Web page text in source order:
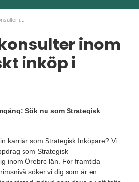
inom
inköp i
Sök nu som Strategisk
karriär som Strategisk Inköpare? Vi
som Strategisk
inom Örebro län. För framtida
söker vi dig som är en